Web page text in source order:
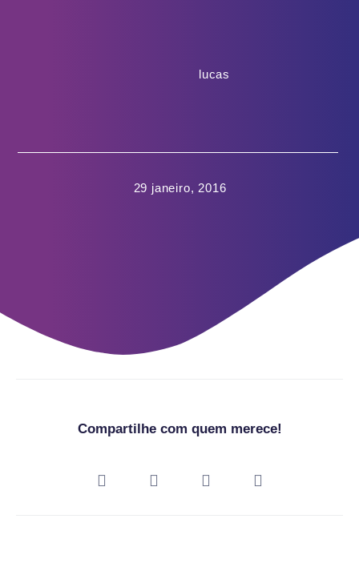
lucas
29 janeiro, 2016
Compartilhe com quem merece!